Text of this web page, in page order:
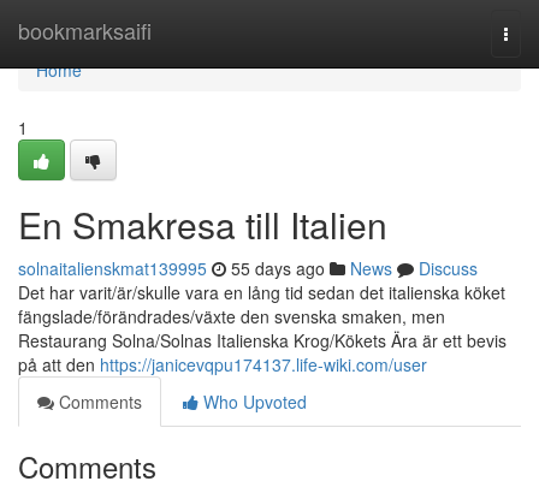
bookmarksaifi
Home
Home
1
En Smakresa till Italien
solnaitalienskmat139995 55 days ago News
Discuss
Det har varit/är/skulle vara en lång tid sedan det italienska köket
fängslade/förändrades/växte den svenska smaken, men
Restaurang Solna/Solnas Italienska Krog/Kökets Ära är ett bevis
på att den https://janicevqpu174137.life-wiki.com/user
Comments
Who Upvoted
Comments